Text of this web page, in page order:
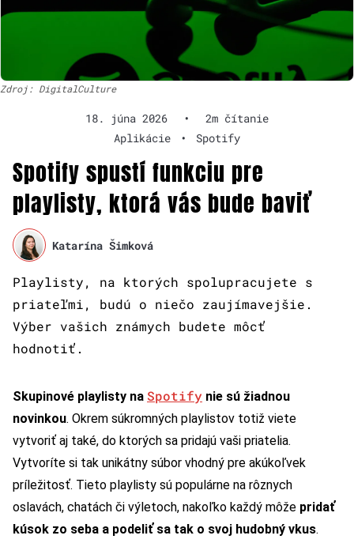
Zdroj: DigitalCulture
18. júna 2026 •
2m čítanie
Aplikácie
• Spotify
Spotify spustí funkciu pre
playlisty, ktorá vás bude baviť
Katarína Šimková
Playlisty, na ktorých spolupracujete s
priateľmi, budú o niečo zaujímavejšie.
Výber vašich známych budete môcť
hodnotiť.
Skupinové playlisty na Spotify nie sú žiadnou
novinkou. Okrem súkromných playlistov totiž viete
vytvoriť aj také, do ktorých sa pridajú vaši priatelia.
Vytvoríte si tak unikátny súbor vhodný pre akúkoľvek
príležitosť. Tieto playlisty sú populárne na rôznych
oslavách, chatách či výletoch, nakoľko každý môže pridať
kúsok zo seba a podeliť sa tak o svoj hudobný vkus.